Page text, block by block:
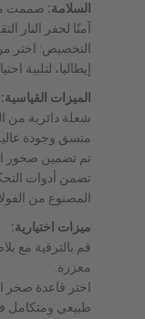
السلامة: صممت مع
آمنًا لحفر النار
إيطاليا، لتلبية
الميزات القياسية:
شعلة دائرية من
متسق وجودة
تم تضمين صخور
تضمن أدوات
المصنوع من
ميزات اختيارية:
قم بالترقية مع
معززة.
اختر قاعدة
طبيعي ومتكامل